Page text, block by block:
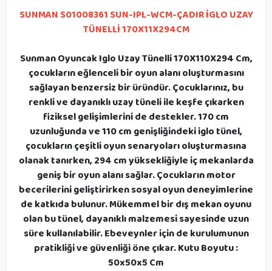
SUNMAN S01008361 SUN-IPL-WCM-ÇADIR İGLO UZAY
TÜNELLİ 170X11X294CM
Sunman Oyuncak Iglo Uzay Tünelli 170X110X294 Cm,
çocukların eğlenceli bir oyun alanı oluşturmasını
sağlayan benzersiz bir üründür. Çocuklarınız, bu
renkli ve dayanıklı uzay tüneli ile keşfe çıkarken
fiziksel gelişimlerini de destekler. 170 cm
uzunluğunda ve 110 cm genişliğindeki iglo tünel,
çocukların çeşitli oyun senaryoları oluşturmasına
olanak tanırken, 294 cm yüksekliğiyle iç mekanlarda
geniş bir oyun alanı sağlar. Çocukların motor
becerilerini geliştirirken sosyal oyun deneyimlerine
de katkıda bulunur. Mükemmel bir dış mekan oyunu
olan bu tünel, dayanıklı malzemesi sayesinde uzun
süre kullanılabilir. Ebeveynler için de kurulumunun
pratikliği ve güvenliği öne çıkar. Kutu Boyutu :
50x50x5 Cm